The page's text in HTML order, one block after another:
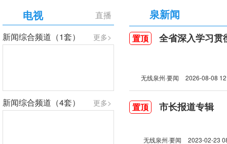
直播
电视
更多>
新闻综合频道（1套）
更多>
新闻综合频道（4套）
泉新闻
置顶 全省深入学习贯彻习
无线泉州·要闻 2026-08-08
置顶 市长报道专辑
无线泉州·要闻 2023-02-23